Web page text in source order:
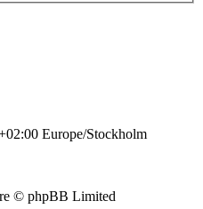
Europe/Stockholm
© phpBB Limited